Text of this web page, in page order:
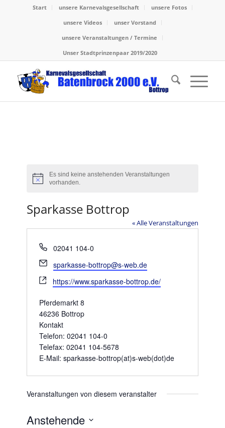
Start unsere Karnevalsgesellschaft
unsere Fotos
unsere Videos
unser Vorstand
unsere Veranstaltungen / Termine
Unser Stadtprinzenpaar 2019/2020
Hinweis
Es sind keine anstehenden Veranstaltungen
vorhanden.
Sparkasse Bottrop
« Alle Veranstaltungen
Telefon
02041 104-0
Email
sparkasse-bottrop@s-web.de
Webseite
https://www.sparkasse-bottrop.de/
Pferdemarkt 8
46236 Bottrop
Kontakt
Telefon: 02041 104-0
Telefax: 02041 104-5678
E-Mail: sparkasse-bottrop(at)s-web(dot)de
Veranstaltungen von diesem veranstalter
Anstehende